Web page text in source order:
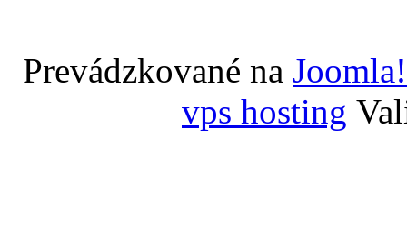
Prevádzkované na Joomla!
vps hosting